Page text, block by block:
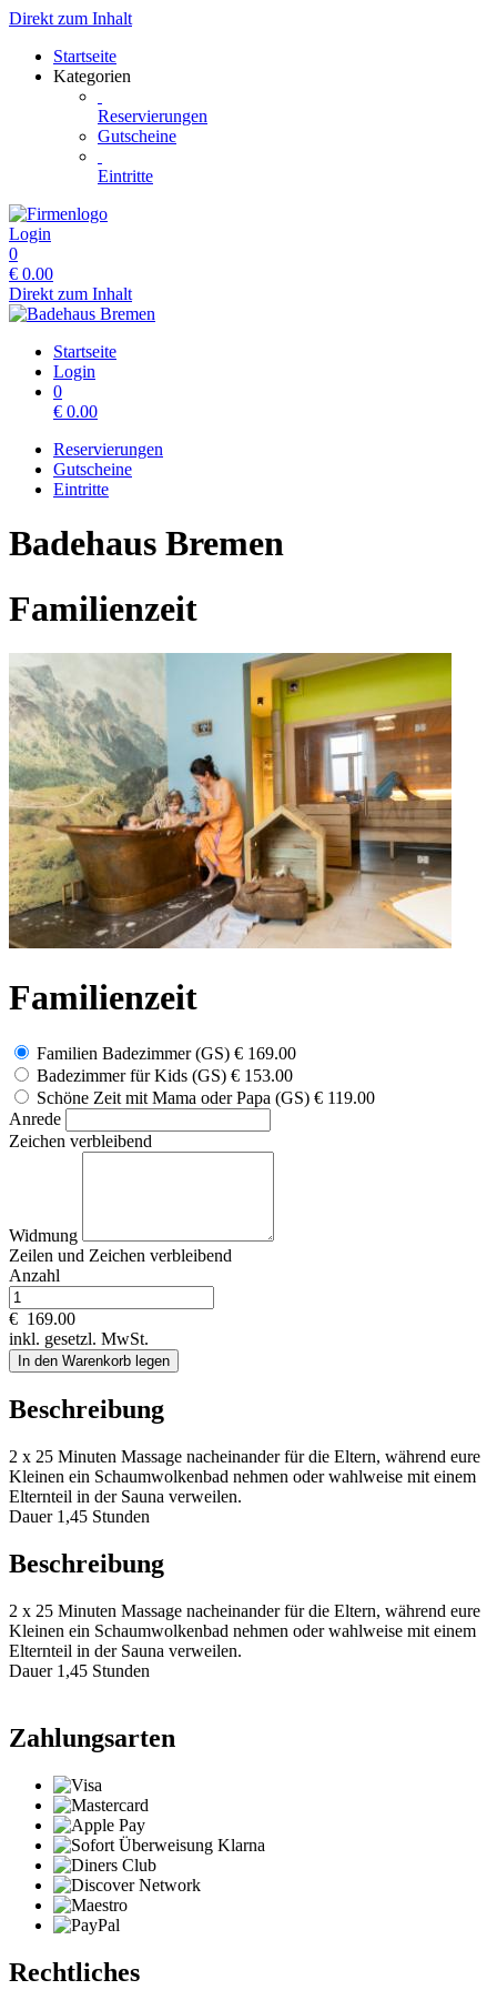
Direkt zum Inhalt
Startseite
Kategorien
Reservierungen
Gutscheine
Eintritte
Login
0
€ 0.00
Direkt zum Inhalt
Startseite
Login
0
€ 0.00
Reservierungen
Gutscheine
Eintritte
Badehaus Bremen
Familienzeit
Familienzeit
Familien Badezimmer (GS) € 169.00
Badezimmer für Kids (GS) € 153.00
Schöne Zeit mit Mama oder Papa (GS) € 119.00
Anrede
Zeichen verbleibend
Widmung
Zeilen und Zeichen verbleibend
Anzahl
€ 169.00
inkl. gesetzl. MwSt.
In den Warenkorb legen
Beschreibung
2 x 25 Minuten Massage nacheinander für die Eltern, während eure
Kleinen ein Schaumwolkenbad nehmen oder wahlweise mit einem
Elternteil in der Sauna verweilen.
Dauer 1,45 Stunden
Beschreibung
2 x 25 Minuten Massage nacheinander für die Eltern, während eure
Kleinen ein Schaumwolkenbad nehmen oder wahlweise mit einem
Elternteil in der Sauna verweilen.
Dauer 1,45 Stunden
Zahlungsarten
Rechtliches